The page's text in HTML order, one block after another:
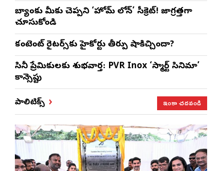
బ్యాంకు మీకు చెప్పని ‘హోమ్ లోన్’ సీక్రెట్! జాగ్రత్తగా
చూసుకోండి
కంటెంట్ రైటర్స్‌కు హైకోర్టు తీర్పు షాకిచ్చిందా?
సినీ ప్రేమికులకు శుభవార్త: PVR Inox ‘స్మార్ట్ సినిమా’
కాన్సెప్టు
పాలిటిక్స్ ఇంకా చదవండి